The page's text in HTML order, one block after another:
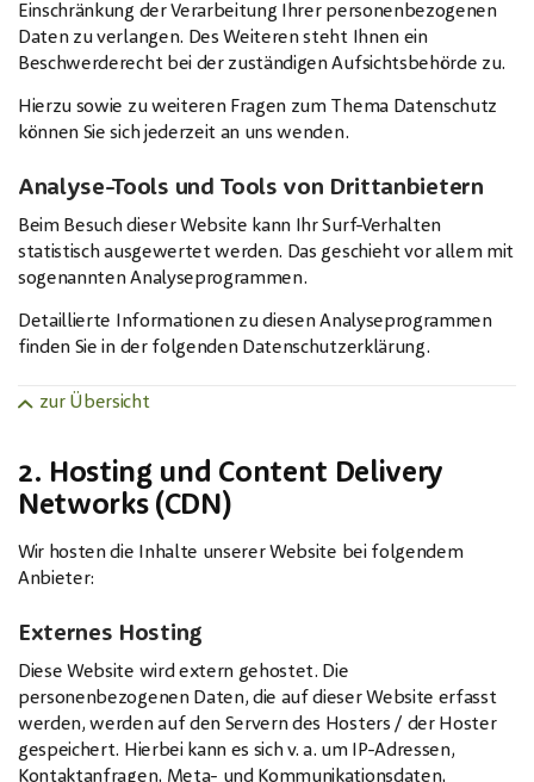
Einschränkung der Verarbeitung Ihrer personenbezogenen
Daten zu verlangen. Des Weiteren steht Ihnen ein
Beschwerderecht bei der zuständigen Aufsichtsbehörde zu.
Hierzu sowie zu weiteren Fragen zum Thema Datenschutz
können Sie sich jederzeit an uns wenden.
Analyse-Tools und Tools von Drittanbietern
Beim Besuch dieser Website kann Ihr Surf-Verhalten
statistisch ausgewertet werden. Das geschieht vor allem mit
sogenannten Analyseprogrammen.
Detaillierte Informationen zu diesen Analyseprogrammen
finden Sie in der folgenden Datenschutzerklärung.
zur Übersicht
2. Hosting und Content Delivery
Networks (CDN)
Wir hosten die Inhalte unserer Website bei folgendem
Anbieter:
Externes Hosting
Diese Website wird extern gehostet. Die
personenbezogenen Daten, die auf dieser Website erfasst
werden, werden auf den Servern des Hosters / der Hoster
gespeichert. Hierbei kann es sich v. a. um IP-Adressen,
Kontaktanfragen, Meta- und Kommunikationsdaten,